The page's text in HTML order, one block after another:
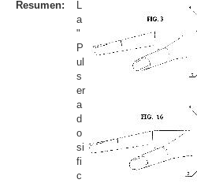
Resumen:
L
a
"
P
ul
s
er
a
d
o
si
fi
c